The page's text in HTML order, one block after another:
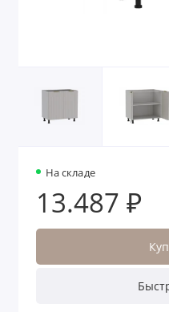
На складе
13.487 ₽